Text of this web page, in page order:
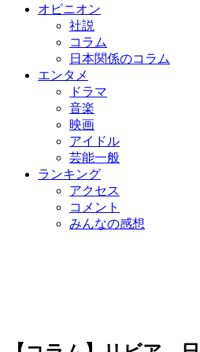
オピニオン
社説
コラム
日本関係のコラム
エンタメ
ドラマ
音楽
映画
アイドル
芸能一般
ランキング
アクセス
コメント
みんなの感想